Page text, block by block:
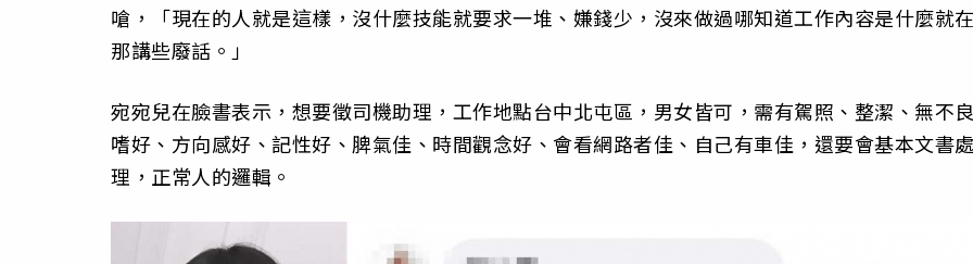
嗆，「現在的人就是這樣，沒什麼技能就要求一堆、嫌錢少，沒來做過哪知道工作內容是什麼就
那講些廢話。」
宛宛兒在臉書表示，想要徵司機助理，工作地點台中北屯區，男女皆可，需有駕照、整潔、無不
嗜好、方向感好、記性好、脾氣佳、時間觀念好、會看網路者佳、自己有車佳，還要會基本文書
理，正常人的邏輯。